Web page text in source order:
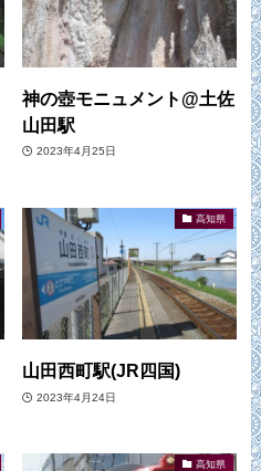
神の壺モニュメント@土佐
山田駅
2023年4月25日
高知県
山田西町駅(JR四国)
2023年4月24日
高知県